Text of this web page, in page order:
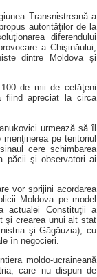
Transnistreană a
autorităţilor de la
diferendului
a Chişinăului,
dintre Moldova şi
de mii de cetăţeni
fiind apreciat la circa
urmează să îl
pe teritoriul
cere schimbarea
păcii şi observatori ai
vor sprijini acordarea
Moldova pe model
actualei Constituţii a
şi crearea unui alt stat
şi Găgăuzia), cu
în negocieri.
moldo-ucraineană
care nu dispun de